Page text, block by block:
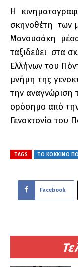
Η
σκηνοθέτη των
Μανουσάκη
ταξιδεύει στα
Ελλήνων του
μνήμη της
την αναγνώριση
ορόσημο από
Γενοκτονία του
TAGS ΤΟ ΚΌΚΚΙΝΟ
Facebook